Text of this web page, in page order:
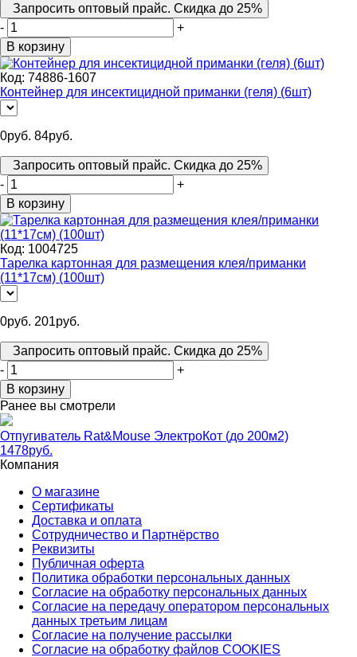
Запросить оптовый прайс. Скидка до 25%
-
+
В корзину
Код: 74886-1607
Контейнер для инсектицидной приманки (геля) (6шт)
0руб. 84руб.
Запросить оптовый прайс. Скидка до 25%
-
+
В корзину
Код: 1004725
Тарелка картонная для размещения клея/приманки
(11*17см) (100шт)
0руб. 201руб.
Запросить оптовый прайс. Скидка до 25%
-
+
В корзину
Ранее вы смотрели
Отпугиватель Rat&Mouse ЭлектроКот (до 200м2)
1478руб.
Компания
О магазине
Сертификаты
Доставка и оплата
Сотрудничество и Партнёрство
Реквизиты
Публичная оферта
Политика обработки персональных данных
Согласие на обработку персональных данных
Согласие на передачу оператором персональных
данных третьим лицам
Согласие на получение рассылки
Согласие на обработку файлов COOKIES